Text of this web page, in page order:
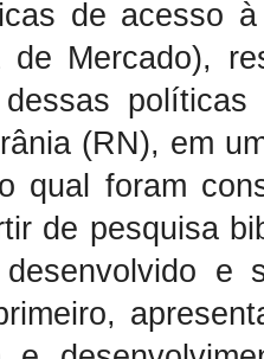
de acesso
de Mercado),
(RN), em
qual foram
de pesquisa
e